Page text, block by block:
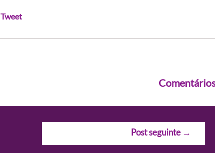
Tweet
Post seguinte →